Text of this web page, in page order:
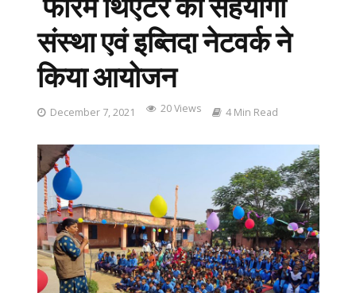
संस्था एवं इब्तिदा नेटवर्क ने
किया आयोजन
December 7, 2021 20 Views 4 Min Read